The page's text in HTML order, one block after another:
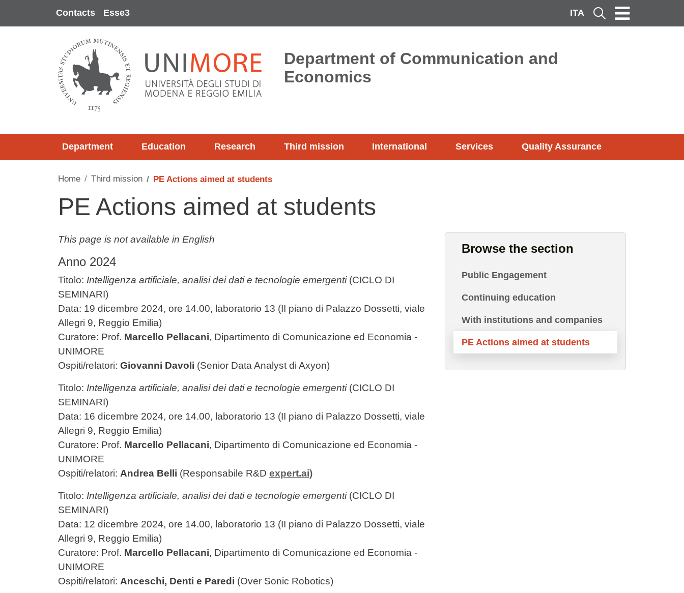
Contacts Esse3 ITA Cerca
Department of Communication and
Economics
Department Education Research Third mission International Services Quality Assurance
Home Third mission PE Actions aimed at students
PE Actions aimed at students
Contenuto
This page is not available in English
Anno 2024
Titolo: Intelligenza artificiale, analisi dei dati e tecnologie emergenti(CICLO DI
SEMINARI)
Data: 19 dicembre 2024, ore 14.00, laboratorio 13 (II piano di Palazzo Dossetti, viale
Allegri 9, Reggio Emilia)
Curatore: Prof. Marcello Pellacani, Dipartimento di Comunicazione ed Economia -
UNIMORE
Ospiti/relatori: Giovanni Davoli (Senior Data Analyst di Axyon)
Titolo: Intelligenza artificiale, analisi dei dati e tecnologie emergenti(CICLO DI
SEMINARI)
Data: 16 dicembre 2024, ore 14.00, laboratorio 13 (II piano di Palazzo Dossetti, viale
Allegri 9, Reggio Emilia)
Curatore: Prof. Marcello Pellacani, Dipartimento di Comunicazione ed Economia -
UNIMORE
Ospiti/relatori: Andrea Belli (Responsabile R&D expert.ai)
Titolo: Intelligenza artificiale, analisi dei dati e tecnologie emergenti(CICLO DI
SEMINARI)
Data: 12 dicembre 2024, ore 14.00, laboratorio 13 (II piano di Palazzo Dossetti, viale
Allegri 9, Reggio Emilia)
Curatore: Prof. Marcello Pellacani, Dipartimento di Comunicazione ed Economia -
UNIMORE
Ospiti/relatori: Anceschi, Denti e Paredi (Over Sonic Robotics)
Browse the section
Public Engagement
Continuing education
With institutions and companies
PE Actions aimed at students